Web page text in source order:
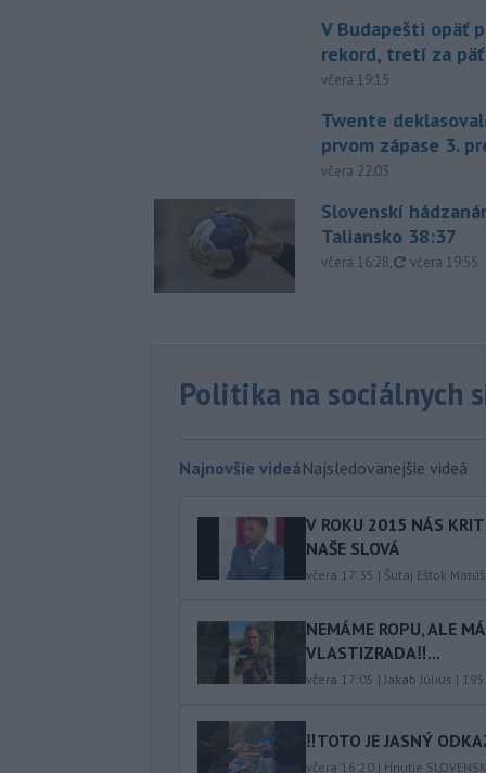
V Budapešti opäť
rekord, tretí za
včera 19:15
Twente
prvom zápase 3.
včera 22:03
Slovenskí
Taliansko 38:37
včera 16:28, aktualizované
včera 19:55
Politika na sociálnych
Najnovšie videáNajsledovanejšie videá
V ROKU 2015 NÁS
NAŠE SLOVÁ
včera 17:35 | Šutaj Eštok Matúš
NEMÁME ROPU, ALE
VLASTIZRADA‼️...
včera 17:05 |Jakab Július |
‼️TOTO JE JASNÝ
včera 16:20 | Hnutie